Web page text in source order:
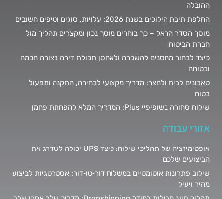
ההובלה
החלפת תיבת הילוכים בשנת 2026: עלויות, סוגים וטיפים חשובים
מוסך הסדר הראל – כך בוחרים מוסך נכון ומקצרים תהליך מול
חברת הביטוח
כיצד לבחור מחסנים להשכרה ולאחסן תכולת דירה בצורה חכמה
ובטוחה
טאבונים לבית ולחצר: מדריך מקצועי לבחירה, התקנה ותפעול
בטוח
שילוח סחורה בשופיפיי Plus: המדריך המלא להפחתת פחמן
אזורי עבודה
אופטימיזציה של תהליכי שילוח: כיצד UPS יכולה לשדרג את
הביצועים שלכם
שילוב פתרונות אוטומטיים במשלוח דור‑טו‑דור: אסטרטגיות לביצוע
מהיר ויעיל